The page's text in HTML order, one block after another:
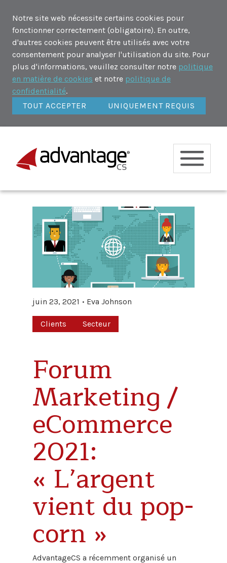
Notre site web nécessite certains cookies pour
fonctionner correctement (obligatoire). En outre,
d'autres cookies peuvent être utilisés avec votre
consentement pour analyser l'utilisation du site. Pour
plus d'informations, veuillez consulter notre politique
en matière de cookies et notre politique de
confidentialité.
TOUT ACCEPTER
UNIQUEMENT REQUIS
juin 23, 2021 Eva Johnson
Clients Secteur
Forum
Marketing /
eCommerce
2021:
« L’argent
vient du pop-
corn »
AdvantageCS a récemment organisé un